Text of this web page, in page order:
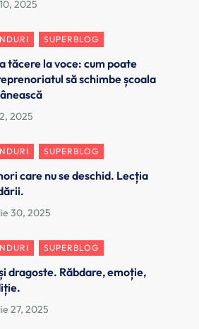
SUPERBLOG
tăcere la voce: cum poate
să schimbe școala
SUPERBLOG
care nu se deschid. Lecția
SUPERBLOG
dragoste. Răbdare, emoție,